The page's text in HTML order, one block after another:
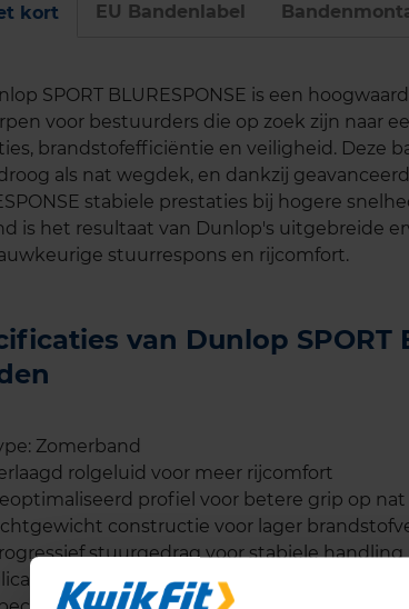
kort EU Bandenlabel
SPORT BLURESPONSE is een
voor bestuurders die op zoek zijn naar
brandstofefficiëntie en veiligheid. Deze
als nat wegdek, en dankzij
stabiele prestaties bij hogere
is het resultaat van Dunlop's uitgebreide
stuurrespons en rijcomfort.
van Dunlop SPORT
Zomerband
rolgeluid voor meer rijcomfort
profiel voor betere grip op
constructie voor lager
stuurgedrag voor stabiele handling
compound voor verhoogde slijtvastheid